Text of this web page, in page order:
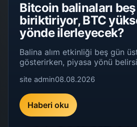
Bitcoin balinaları
biriktiriyor, BTC
yönde ilerleyecek?
Balina alım etkinliği beş gün
gösterirken, piyasa yönü
site admin08.08.2026
Haberi oku